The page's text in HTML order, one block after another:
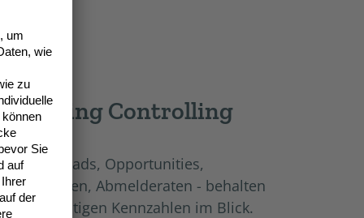
Controlling
Leads, Opportunities,
Abmelderaten - behalten
alle wichtigen Kennzahlen im Blick.